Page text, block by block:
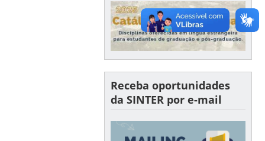
Receba oportunidades
da SINTER por e-mail